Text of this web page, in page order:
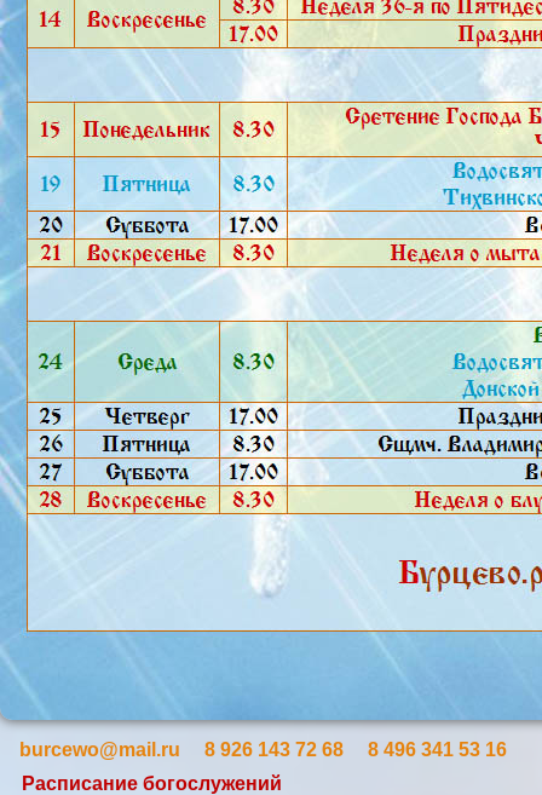
burcewo@mail.ru 8 926 143 72 68 8 496 341 53 16
Расписание богослужений